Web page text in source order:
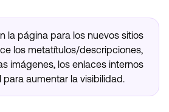
la página para los nuevos sitios
los metatítulos/descripciones,
imágenes, los enlaces internos
aumentar la visibilidad.